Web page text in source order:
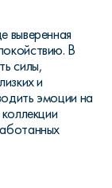
выверенная
В
силы,
и
эмоции на